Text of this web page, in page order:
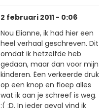
2 februari 2011 - 0:06
Nou Elianne, ik had hier een
heel verhaal geschreven. Dit
omdat ik hetzelfde heb
gedaan, maar dan voor mijn
kinderen. Ëen verkeerde druk
op een knop en floep alles
wat ik aan je schreef is weg.
:( :D. In ieder geval vind ik